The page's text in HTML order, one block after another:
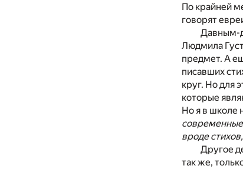
По крайней
говорят
Давным-
Людмила
предмет. А
писавших
круг. Но для
которые
Но я в школе
современные
вроде
Другое
так же,